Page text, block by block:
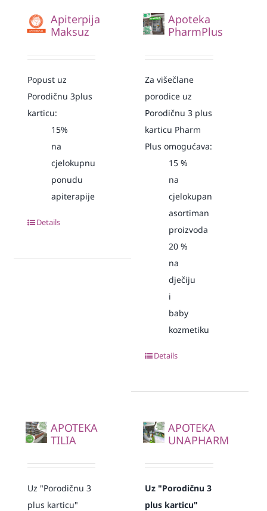
Apiterpija
Maksuz
Popust uz
Porodičnu 3plus
karticu:
15%
na
cjelokupnu
ponudu
apiterapije
Details
Apoteka
PharmPlus
Za višečlane
porodice uz
Porodičnu 3 plus
karticu Pharm
Plus omogućava:
15%
na
cjelokupan
asortiman
proizvoda
20%
na
dječiju
i
baby
kozmetiku
Details
APOTEKA
TILIA
Uz "Porodičnu 3
plus karticu"
APOTEKA
UNAPHARM
Uz "Porodičnu 3
plus karticu"